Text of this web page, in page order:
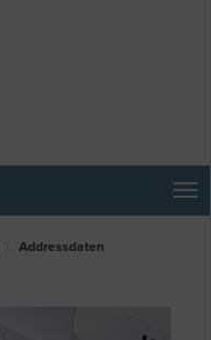
Addressdaten